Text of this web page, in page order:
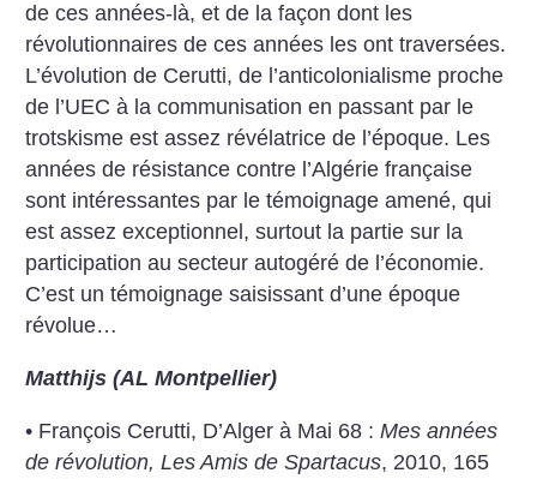
de ces années-là, et de la façon dont les
révolutionnaires de ces années les ont traversées.
L’évolution de Cerutti, de l’anticolonialisme proche
de l’UEC à la communisation en passant par le
trotskisme est assez révélatrice de l’époque. Les
années de résistance contre l’Algérie française
sont intéressantes par le témoignage amené, qui
est assez exceptionnel, surtout la partie sur la
participation au secteur autogéré de l’économie.
C’est un témoignage saisissant d’une époque
révolue…
Matthijs (AL Montpellier)
• François Cerutti, D’Alger à Mai 68 :Mes années
de révolution, Les Amis de Spartacus, 2010, 165